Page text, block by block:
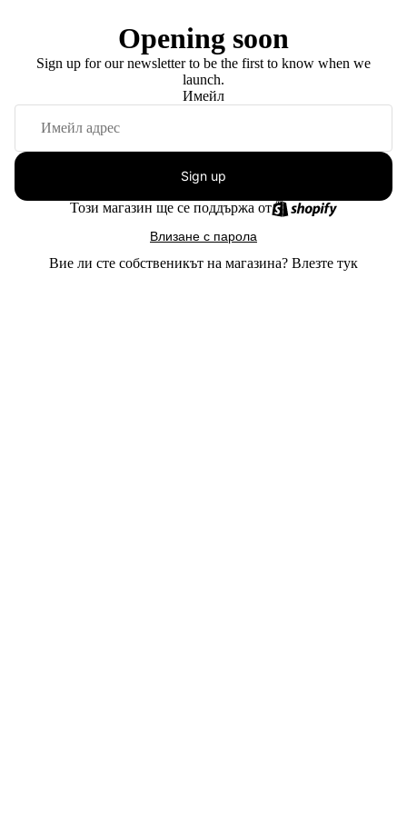
Opening soon
Sign up for our newsletter to be the first to know when we
launch.
Имейл
Sign up
Този магазин ще се поддържа от
Влизане с парола
Вие ли сте собственикът на магазина? Влезте тук